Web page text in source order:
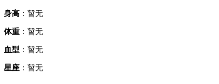
身高 ：暂无
体重 ：暂无
血型 ：暂无
星座 ：暂无